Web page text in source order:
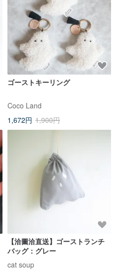
ゴーストキーリング
Coco Land
1,672円 1,900円
【洽圖洽直送】ゴーストランチ
バッグ：グレー
cat soup